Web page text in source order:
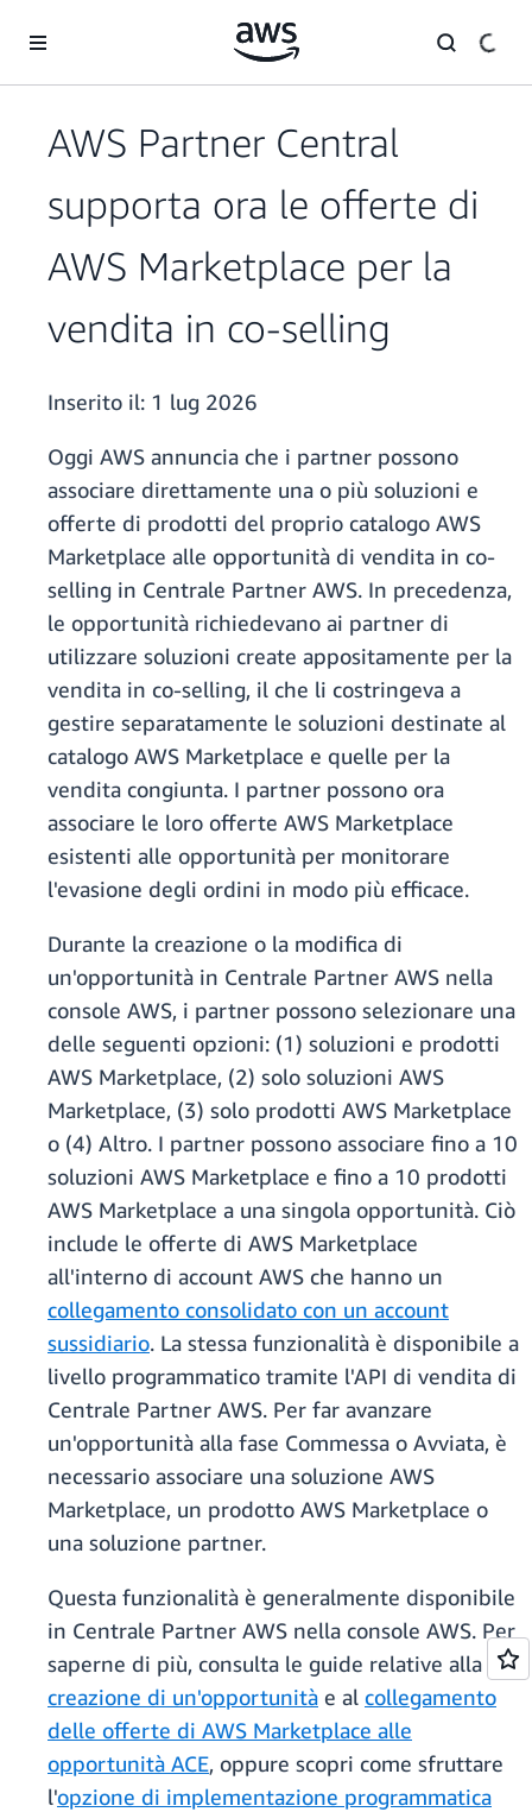
AWS Partner Central
supporta ora le offerte di
AWS Marketplace per la
vendita in co-selling
Inserito il: 1 lug 2026
Oggi AWS annuncia che i partner possono
associare direttamente una o più soluzioni e
offerte di prodotti del proprio catalogo AWS
Marketplace alle opportunità di vendita in co-
selling in Centrale Partner AWS. In precedenza,
le opportunità richiedevano ai partner di
utilizzare soluzioni create appositamente per la
vendita in co-selling, il che li costringeva a
gestire separatamente le soluzioni destinate al
catalogo AWS Marketplace e quelle per la
vendita congiunta. I partner possono ora
associare le loro offerte AWS Marketplace
esistenti alle opportunità per monitorare
l'evasione degli ordini in modo più efficace.
Durante la creazione o la modifica di
un'opportunità in Centrale Partner AWS nella
console AWS, i partner possono selezionare una
delle seguenti opzioni: (1) soluzioni e prodotti
AWS Marketplace, (2) solo soluzioni AWS
Marketplace, (3) solo prodotti AWS Marketplace
o (4) Altro. I partner possono associare fino a 10
soluzioni AWS Marketplace e fino a 10 prodotti
AWS Marketplace a una singola opportunità. Ciò
include le offerte di AWS Marketplace
all'interno di account AWS che hanno un
collegamento consolidato con un account
sussidiario. La stessa funzionalità è disponibile a
livello programmatico tramite l'API di vendita di
Centrale Partner AWS. Per far avanzare
un'opportunità alla fase Commessa o Avviata, è
necessario associare una soluzione AWS
Marketplace, un prodotto AWS Marketplace o
una soluzione partner.
Questa funzionalità è generalmente disponibile
in Centrale Partner AWS nella console AWS. Per
saperne di più, consulta le guide relative alla
creazione di un'opportunità e al collegamento
delle offerte di AWS Marketplace alle
opportunità ACE, oppure scopri come sfruttare
l'opzione di implementazione programmatica